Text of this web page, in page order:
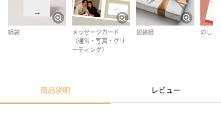
紙袋
メッセージカード
（通常・写真・グリ
ーティング）
包装紙 のしカ
商品説明 レビュー